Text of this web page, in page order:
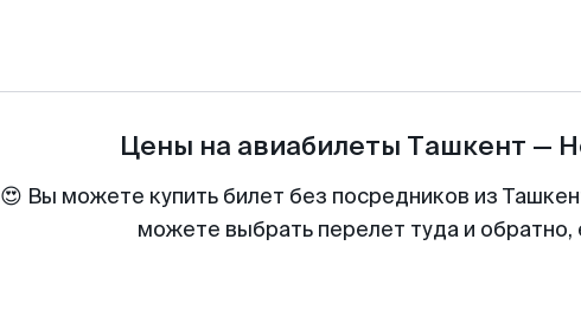
Цены на авиабилеты Ташкент —
😍 Вы можете купить билет без посредников из
можете выбрать перелет туда и